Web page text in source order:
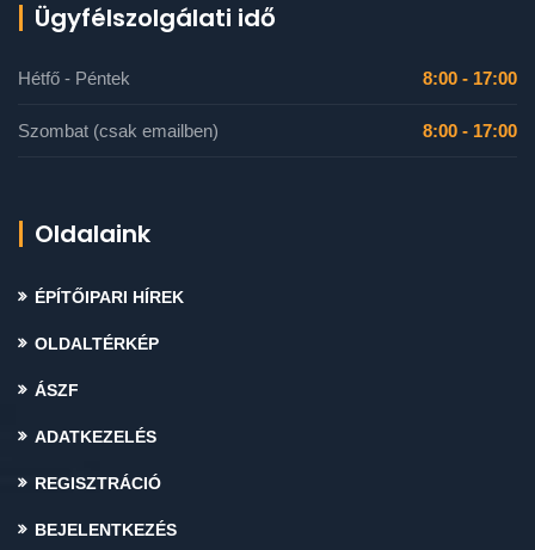
Ügyfélszolgálati idő
Hétfő - Péntek 8:00 - 17:00
Szombat (csak emailben) 8:00 - 17:00
Oldalaink
ÉPÍTŐIPARI HÍREK
OLDALTÉRKÉP
ÁSZF
ADATKEZELÉS
REGISZTRÁCIÓ
BEJELENTKEZÉS